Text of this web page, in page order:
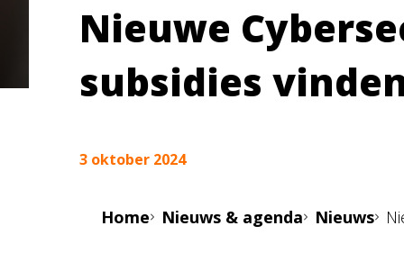
Nieuwe
subsidies
3 oktober 2024
Home Nieuws & agenda Nieuws